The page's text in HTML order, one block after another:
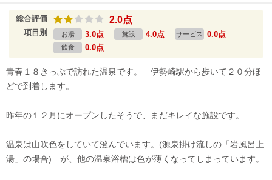
総合評価 2.0点
項目別 お湯 3.0点 施設 4.0点 サービス 0.0点
飲食 0.0点
青春１８きっぷで訪れた温泉です。 伊勢崎駅から歩いて２０分ほ
どで到着します。
昨年の１２月にオープンしたそうで、まだキレイな施設です。
温泉は山吹色をしていて澄んでいます。(源泉掛け流しの「岩風呂上
湯」の場合) が、他の温泉浴槽は色が薄くなってしまっています。